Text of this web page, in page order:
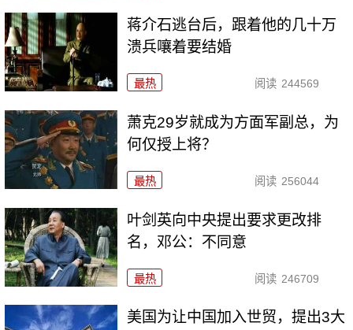
蒋介石逃台后，跟着他的几十万
溃兵嚷着要结婚
最热 阅读 244569
萧克29岁就成为方面军副总，为
何仅授上将？
最热 阅读 256044
叶剑英向中央提出要求更改排
名，邓公：不同意
最热 阅读 246709
美国为让中国加入世贸，提出3大